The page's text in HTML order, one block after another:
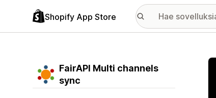
Shopify App Store
FairAPI Multi channels
sync